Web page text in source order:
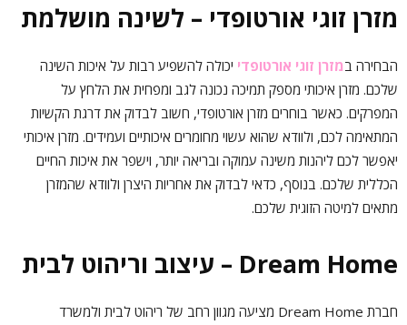
מזרן זוגי אורטופדי – לשינה מושלמת
הבחירה במזרן זוגי אורטופדי יכולה להשפיע רבות על איכות השינה
שלכם. מזרן איכותי מספק תמיכה נכונה לגב ומפחית את הלחץ על
המפרקים. כאשר בוחרים מזרן אורטופדי, חשוב לבדוק את דרגת הקשיות
המתאימה לכם, ולוודא שהוא עשוי מחומרים איכותיים ועמידים. מזרן איכותי
יאפשר לכם ליהנות משינה עמוקה ובריאה יותר, וישפר את איכות החיים
הכללית שלכם. בנוסף, כדאי לבדוק את אחריות היצרן ולוודא שהמזרן
מתאים למיטה הזוגית שלכם.
Dream Home – עיצוב וריהוט לבית
חברת Dream Home מציעה מגוון רחב של ריהוט לבית ולמשרד